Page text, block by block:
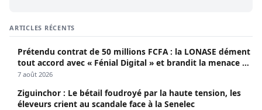
ARTICLES RÉCENTS
Prétendu contrat de 50 millions FCFA : la LONASE dément
tout accord avec « Fénial Digital » et brandit la menace de
poursuites
7 août 2026
Ziguinchor : Le bétail foudroyé par la haute tension, les
éleveurs crient au scandale face à la Senelec